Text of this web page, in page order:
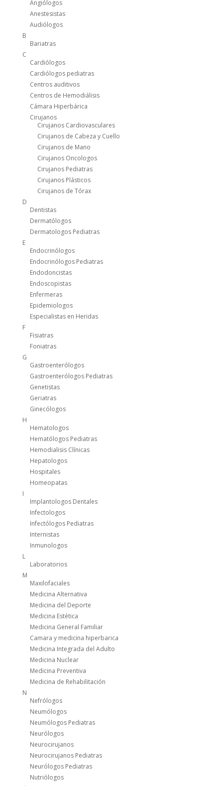
Angiólogos
Anestesistas
Audiólogos
B
Bariatras
C
Cardiólogos
Cardiólogos pediatras
Centros auditivos
Centros de Hemodiálisis
Cámara Hiperbárica
Cirujanos
Cirujanos Cardiovasculares
Cirujanos de Cabeza y Cuello
Cirujanos de Mano
Cirujanos Oncologos
Cirujanos Pediatras
Cirujanos Plásticos
Cirujanos de Tórax
D
Dentistas
Dermatólogos
Dermatologos Pediatras
E
Endocrinólogos
Endocrinólogos Pediatras
Endodoncistas
Endoscopistas
Enfermeras
Epidemiologos
Especialistas en Heridas
F
Fisiatras
Foniatras
G
Gastroenterólogos
Gastroenterólogos Pediatras
Genetistas
Geriatras
Ginecólogos
H
Hematologos
Hematólogos Pediatras
Hemodialisis Clínicas
Hepatologos
Hospitales
Homeopatas
I
Implantologos Dentales
Infectologos
Infectólogos Pediatras
Internistas
Inmunologos
L
Laboratorios
M
Maxilofaciales
Medicina Alternativa
Medicina del Deporte
Medicina Estética
Medicina General Familiar
Camara y medicina hiperbarica
Medicina Integrada del Adulto
Medicina Nuclear
Medicina Preventiva
Medicina de Rehabilitación
N
Nefrólogos
Neumólogos
Neumólogos Pediatras
Neurólogos
Neurocirujanos
Neurocirujanos Pediatras
Neurólogos Pediatras
Nutriólogos